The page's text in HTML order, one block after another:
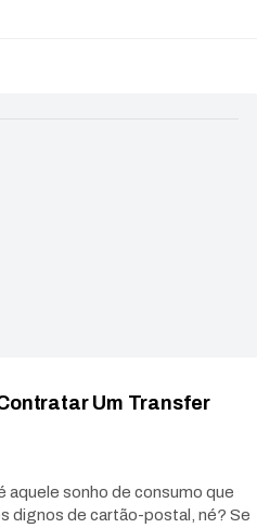
Um Transfer
aquele sonho de consumo que
dignos de cartão-postal, né? Se